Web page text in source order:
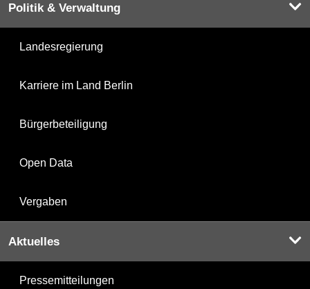
Politik & Verwaltung
Landesregierung
Karriere im Land Berlin
Bürgerbeteiligung
Open Data
Vergaben
Aktuelles
Pressemitteilungen